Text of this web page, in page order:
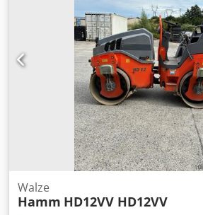
Walze
Hamm HD12VV HD12VV